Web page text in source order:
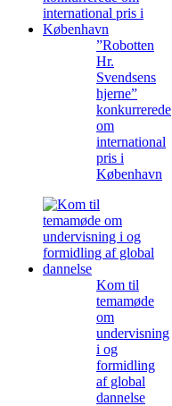
”Robotten
Hr.
Svendsens
hjerne”
konkurrerede
om
international
pris i
København
Kom til
temamøde
om
undervisning
i og
formidling
af global
dannelse